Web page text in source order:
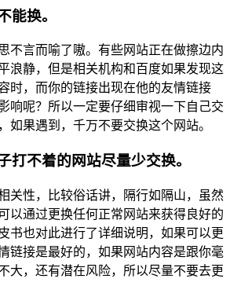
能换。
不言而喻了嗷。有些网站正在做擦边内
浪静，但是相关机构和百度如果发现这
时，而你的链接出现在他的友情链接
响呢？所以一定要仔细审视一下自己交
如果遇到，千万不要交换这个网站。
打不着的网站尽量少交换。
关性，比较俗话讲，隔行如隔山，虽然
以通过更换任何正常网站来获得良好的
书也对此进行了详细说明，如果可以更
链接是最好的，如果网站内容是跟你毫
大，还有潜在风险，所以尽量不要去更